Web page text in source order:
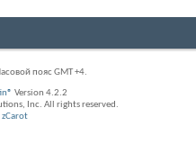
пояс GMT +4.
Version 4.2.2
Inc. All rights reserved.
zCarot